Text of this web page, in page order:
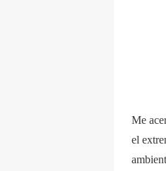
Me
el